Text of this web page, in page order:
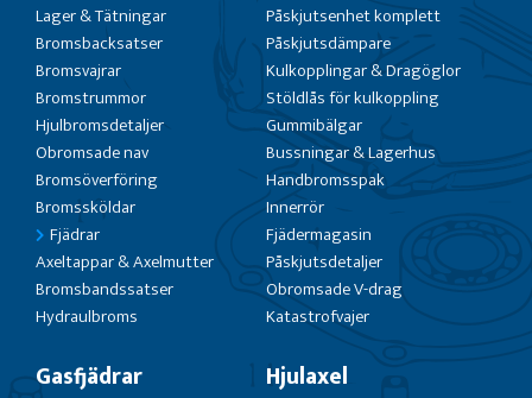
Lager & Tätningar
Bromsbacksatser
Bromsvajrar
Bromstrummor
Hjulbromsdetaljer
Obromsade nav
Bromsöverföring
Bromssköldar
Fjädrar
Axeltappar & Axelmutter
Bromsbandssatser
Hydraulbroms
Påskjutsenhet komplett
Påskjutsdämpare
Kulkopplingar & Dragöglor
Stöldlås för kulkoppling
Gummibälgar
Bussningar & Lagerhus
Handbromsspak
Innerrör
Fjädermagasin
Påskjutsdetaljer
Obromsade V-drag
Katastrofvajer
Gasfjädrar Hjulaxel